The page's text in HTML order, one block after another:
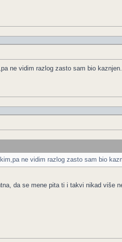
ne vidim razlog zasto sam bio kaznjen.
ne vidim razlog zasto sam bio
da se mene pita ti i takvi nikad više